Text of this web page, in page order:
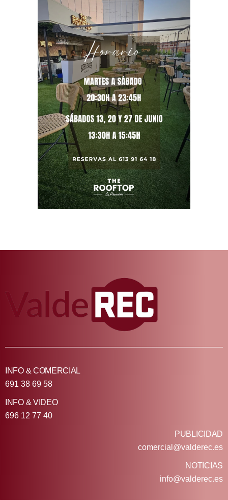
INFO & COMERCIAL
691 38 69 58
INFO & VIDEO
696 12 77 40
PUBLICIDAD
comercial@valderec.es
NOTICIAS
info@valderec.es